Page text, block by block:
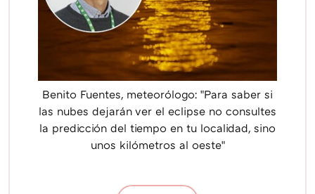
Benito Fuentes, meteorólogo: "Para saber si
las nubes dejarán ver el eclipse no consultes
la predicción del tiempo en tu localidad, sino
unos kilómetros al oeste"